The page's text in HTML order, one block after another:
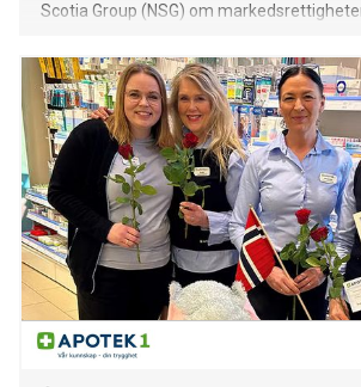
Scotia Group (NSG) om